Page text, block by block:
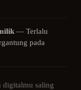
— Terlalu
pada
digitalmu saling